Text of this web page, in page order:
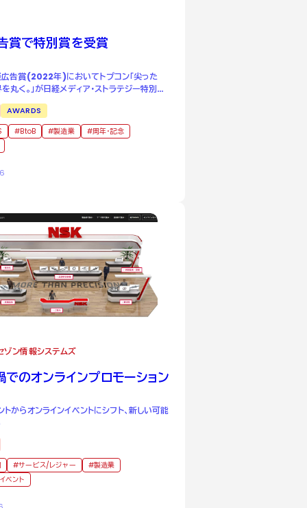
賞で特別賞を受賞
告賞(2022年)においてトプコン「尖った
丸く。」が日経メディア・ストラテジー特別賞
た
AWARDS
BtoB 製造業
周年・記念
ゾン情報システムズ
でのオンラインプロモーション
トからオンラインイベントにシフト、新しい可能
サービス/レジャー
製造業
ベント